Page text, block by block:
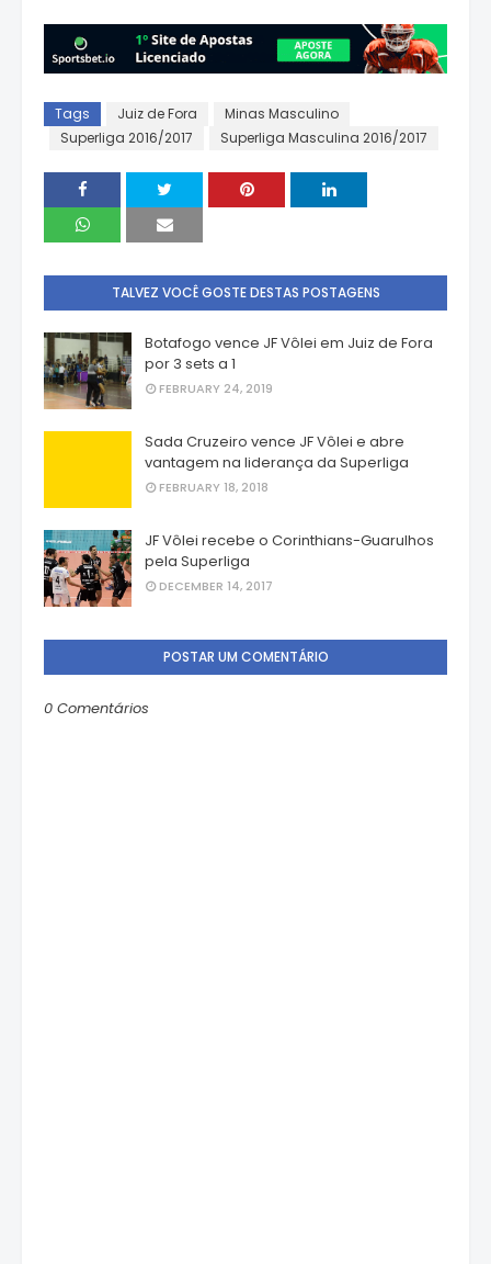
Tags Juiz de Fora
Minas Masculino
Superliga 2016/2017
Superliga Masculina 2016/2017
TALVEZ VOCÊ GOSTE DESTAS POSTAGENS
Botafogo vence JF Vôlei em Juiz de Fora
por 3 sets a 1
FEBRUARY 24, 2019
Sada Cruzeiro vence JF Vôlei e abre
vantagem na liderança da Superliga
FEBRUARY 18, 2018
JF Vôlei recebe o Corinthians-Guarulhos
pela Superliga
DECEMBER 14, 2017
POSTAR UM COMENTÁRIO
0 Comentários